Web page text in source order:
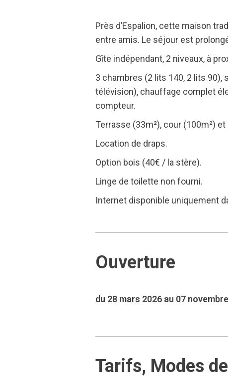
Près d’Espalion, cette maison
entre amis. Le séjour est
Gîte indépendant, 2 niveaux, à
3 chambres (2 lits 140, 2 lits 90),
télévision), chauffage complet
compteur.
Terrasse (33m²), cour (100m²)
Location de draps.
Option bois (40€ / la stère).
Linge de toilette non fourni.
Internet disponible uniquement
Ouverture
du 28 mars 2026 au 07
Tarifs, Modes